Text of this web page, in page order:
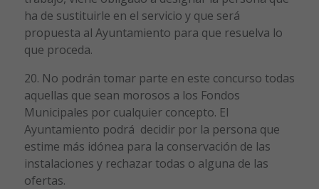
ha de sustituirle en el servicio y que será
propuesta al Ayuntamiento para que resuelva lo
que proceda.
20. No podrán tomar parte en este concurso todas
aquellas que sean morosos a los Fondos
Municipales por cualquier concepto. El
Ayuntamiento podrá decidir por la persona que
estime más idónea para la conservación de las
instalaciones y rechazar todas o alguna de las
ofertas.